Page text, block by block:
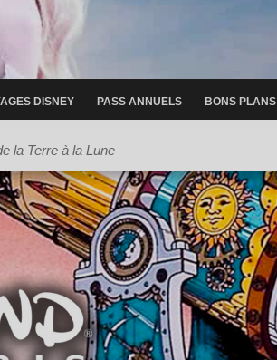
DISNEY PASS ANNUELS BONS PLANS
la Terre à la Lune